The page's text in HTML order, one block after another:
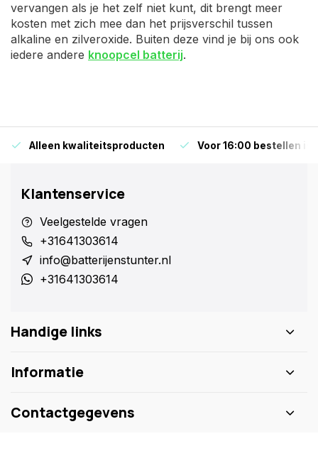
vervangen als je het zelf niet kunt, dit brengt meer
kosten met zich mee dan het prijsverschil tussen
alkaline en zilveroxide. Buiten deze vind je bij ons ook
iedere andere knoopcel batterij.
Alleen kwaliteitsproducten Voor 16:00 bestellen is
Klantenservice
Veelgestelde vragen
+31641303614
info@batterijenstunter.nl
+31641303614
Handige links
Informatie
Contactgegevens